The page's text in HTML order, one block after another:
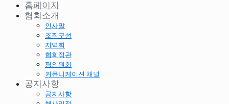
홈페이지
협회소개
인사말
조직구성
지역회
협회정관
평의원회
커뮤니케이션 채널
공지사항
공지사항